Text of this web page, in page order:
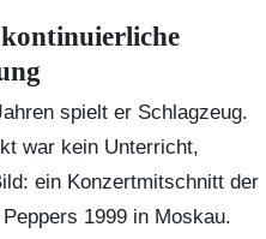
spielt er Schlagzeug.
war kein Unterricht,
ein Konzertmitschnitt der
1999 in Moskau.